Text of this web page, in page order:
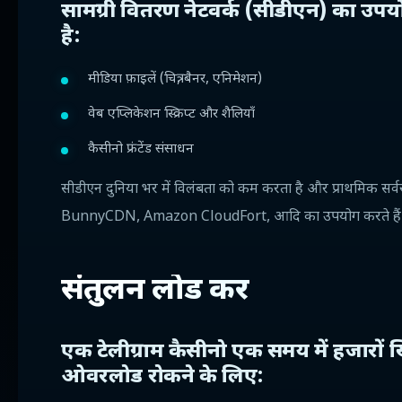
सामग्री वितरण नेटवर्क (सीडीएन) का
है:
मीडिया फ़ाइलें (चित्र, बैनर, एनिमेशन)
वेब एप्लिकेशन स्क्रिप्ट और शैलियाँ
कैसीनो फ्रंटेंड संसाधन
सीडीएन दुनिया भर में विलंबता को कम करता है और प्राथमिक
BunnyCDN, Amazon CloudFort, आदि का उपयोग करते
संतुलन लोड करें
एक टेलीग्राम कैसीनो एक समय में हजारों
ओवरलोड रोकने के लिए: